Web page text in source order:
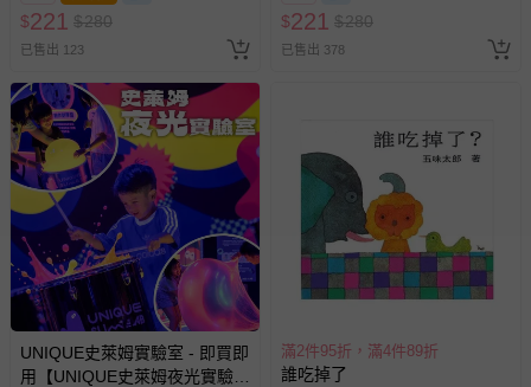
$221 $280
已售出 123
$221 $280
已售出 378
UNIQUE史萊姆實驗室 - 即買即
用【UNIQUE史萊姆夜光實驗室
滿2件95折，滿4件89折
誰吃掉了